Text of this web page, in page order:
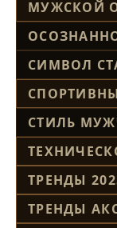
МУЖСКОЙ
СИМВОЛ
СТИЛЬ
ТРЕНДЫ
ТРЕНДЫ